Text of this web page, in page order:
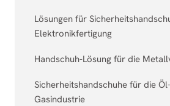
Lösungen für
Elektronikfertigung
Handschuh-Lösung für die
Sicherheitshandschuhe für die
Gasindustrie